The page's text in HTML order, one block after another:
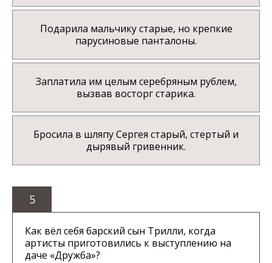
Подарила мальчику старые, но крепкие
парусиновые панталоны.
Заплатила им целым серебряным рублем,
вызвав восторг старика.
Бросила в шляпу Сергея старый, стертый и
дырявый гривенник.
5
Как вёл себя барский сын Трилли, когда
артисты приготовились к выступлению на
даче «Дружба»?